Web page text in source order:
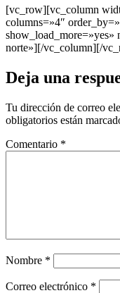
[vc_row][vc_column
columns=»4″
show_load_more=»yes»
norte»][/vc_column][/
Deja una
Tu dirección de correo
obligatorios están
Comentario *
Nombre *
Correo electrónico *